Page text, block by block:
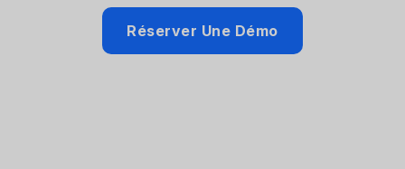
Réserver Une Démo